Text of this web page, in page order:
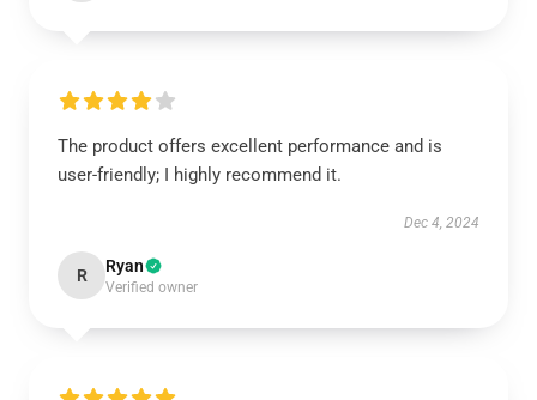
The product offers excellent performance and is
user-friendly; I highly recommend it.
Dec 4, 2024
R Ryan
Verified owner